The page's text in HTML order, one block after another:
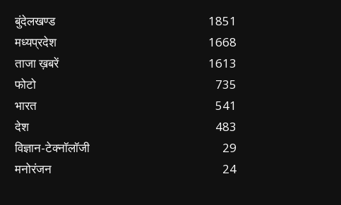
बुंदेलखण्ड
1851
मध्यप्रदेश
1668
ताजा ख़बरें
1613
फोटो
735
भारत
541
देश
483
विज्ञान-टेक्नॉलॉजी
29
मनोरंजन
24